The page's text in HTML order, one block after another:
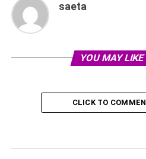
saeta
YOU MAY LIKE
CLICK TO